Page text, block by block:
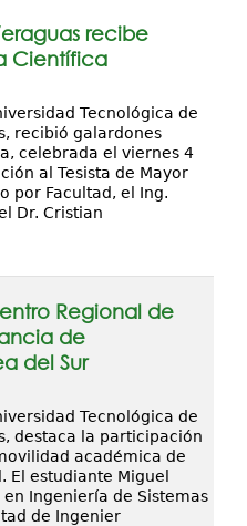
recibe
Científica
Tecnológica de
recibió galardones
celebrada el viernes 4
al Tesista de Mayor
por Facultad, el Ing.
Dr. Cristian
Regional de
de
del Sur
Tecnológica de
destaca la participación
académica de
estudiante Miguel
Ingeniería de Sistemas
de Ingenier